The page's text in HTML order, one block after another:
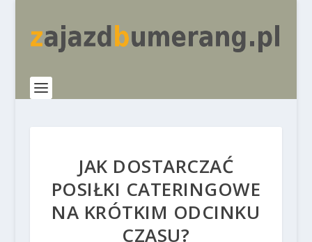
JAK DOSTARCZAĆ
POSIŁKI CATERINGOWE
NA KRÓTKIM ODCINKU
CZASU?